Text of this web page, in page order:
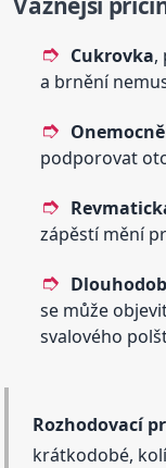
Cukrovka,
a brnění
podporovat
zápěstí mění
se může
svalového
Rozhodovací
krátkodobé,